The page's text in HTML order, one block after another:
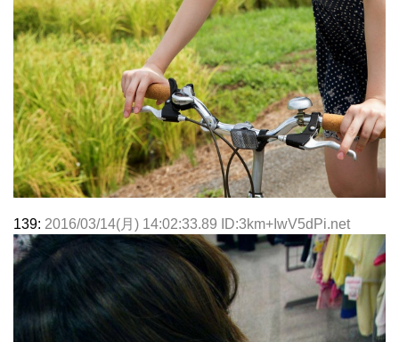
139: 2016/03/14(月) 14:02:33.89 ID:3km+IwV5dPi.net